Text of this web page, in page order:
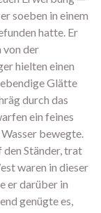
soeben in einem
hatte. Er
von der
hielten einen
Glätte
durch das
ein feines
bewegte.
Ständer, trat
waren in dieser
er darüber in
genügte es,